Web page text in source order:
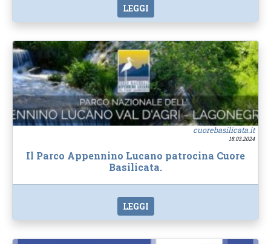
LEGGI
cuorebasilicata.it
18.03.2024
Il Parco Appennino Lucano patrocina Cuore
Basilicata.
LEGGI